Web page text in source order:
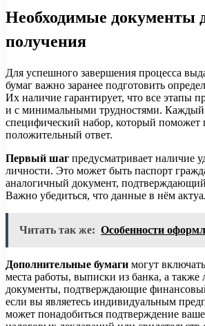
Необходимые документы
получения
Для успешного завершения процесса
бумаг важно заранее подготовить
Их наличие гарантирует, что все этапы
и с минимальными трудностями. Каждый
специфический набор, который поможет
положительный ответ.
Первый шаг предусматривает наличие
личности. Это может быть паспорт
аналогичный документ,
Важно убедиться, что данные в нём
Читать так же: Особенности
Дополнительные бумаги могут
места работы, выписки из банка, а
документы, подтверждающие
если вы являетесь индивидуальным
может понадобиться подтверждение